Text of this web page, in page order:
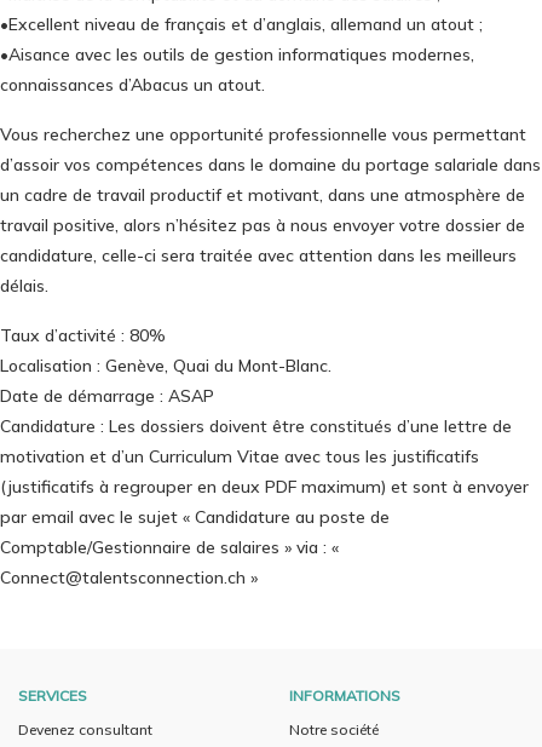
•Excellent niveau de français et d’anglais, allemand un atout ;
•Aisance avec les outils de gestion informatiques modernes,
connaissances d’Abacus un atout.
Vous recherchez une opportunité professionnelle vous permettant
d’assoir vos compétences dans le domaine du portage salariale dans
un cadre de travail productif et motivant, dans une atmosphère de
travail positive, alors n’hésitez pas à nous envoyer votre dossier de
candidature, celle-ci sera traitée avec attention dans les meilleurs
délais.
Taux d’activité : 80%
Localisation : Genève, Quai du Mont-Blanc.
Date de démarrage : ASAP
Candidature : Les dossiers doivent être constitués d’une lettre de
motivation et d’un Curriculum Vitae avec tous les justificatifs
(justificatifs à regrouper en deux PDF maximum) et sont à envoyer
par email avec le sujet « Candidature au poste de
Comptable/Gestionnaire de salaires » via : «
Connect@talentsconnection.ch »
SERVICES
Devenez consultant
INFORMATIONS
Notre société